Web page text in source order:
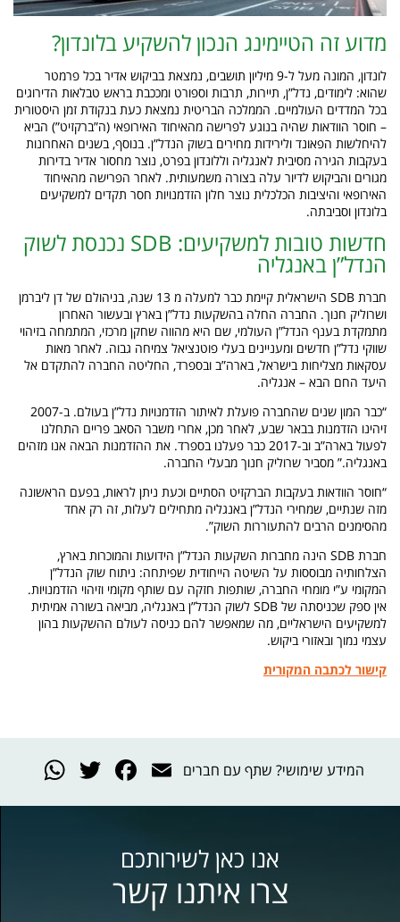
מדוע זה הטיימינג הנכון להשקיע בלונדון?
לונדון, המונה מעל ל-9 מיליון תושבים, נמצאת בביקוש אדיר בכל פרמטר
שהוא: לימודים, נדל”ן, תיירות, תרבות וספורט ומככבת בראש טבלאות הדירוגים
בכל המדדים העולמיים. הממלכה הבריטית נמצאת כעת בנקודת זמן היסטורית
– חוסר הוודאות שהיה בנוגע לפרישה מהאיחוד האירופאי (ה”ברקזיט”) הביא
להיחלשות הפאונד ולירידות מחירים בשוק הנדל”ן. בנוסף, בשנים האחרונות
בעקבות הגירה מסיבית לאנגליה וללונדון בפרט, נוצר מחסור אדיר בדירות
מגורים והביקוש לדיור עלה בצורה משמעותית. לאחר הפרישה מהאיחוד
האירופאי והיציבות הכלכלית נוצר חלון הזדמנויות חסר תקדים למשקיעים
בלונדון וסביבתה.
חדשות טובות למשקיעים: SDB נכנסת לשוק
הנדל”ן באנגליה
חברת SDB הישראלית קיימת כבר למעלה מ 13 שנה, בניהולם של דן ליברמן
ושרוליק חנוך. החברה החלה בהשקעות נדל”ן בארץ ובעשור האחרון
מתמקדת בענף הנדל”ן העולמי, שם היא מהווה שחקן מרכזי, המתמחה בזיהוי
שווקי נדל”ן חדשים ומעניינים בעלי פוטנציאל צמיחה גבוה. לאחר מאות
עסקאות מצליחות בישראל, בארה”ב ובספרד, החליטה החברה להתקדם אל
היעד החם הבא – אנגליה.
“כבר המון שנים שהחברה פועלת לאיתור הזדמנויות נדל”ן בעולם. ב-2007
זיהינו הזדמנות בבאר שבע, לאחר מכן, אחרי משבר הסאב פריים התחלנו
לפעול בארה”ב וב-2017 כבר פעלנו בספרד. את ההזדמנות הבאה אנו מזהים
באנגליה.” מסביר שרוליק חנוך מבעלי החברה.
“חוסר הוודאות בעקבות הברקזיט הסתיים וכעת ניתן לראות, בפעם הראשונה
מזה שנתיים, שמחירי הנדל”ן באנגליה מתחילים לעלות, זה רק אחד
מהסימנים הרבים להתעוררות השוק”.
חברת SDB הינה מחברות השקעות הנדל”ן הידועות והמוכרות בארץ,
הצלחותיה מבוססות על השיטה הייחודית שפיתחה: ניתוח שוק הנדל”ן
המקומי ע”י מומחי החברה, שותפות חזקה עם שותף מקומי וזיהוי הזדמנויות.
אין ספק שכניסתה של SDB לשוק הנדל”ן באנגליה, מביאה בשורה אמיתית
למשקיעים הישראליים, מה שמאפשר להם כניסה לעולם ההשקעות בהון
עצמי נמוך ובאזורי ביקוש.
קישור לכתבה המקורית
המידע שימושי? שתף עם חברים Email
אנו כאן לשירותכם
צרו איתנו קשר